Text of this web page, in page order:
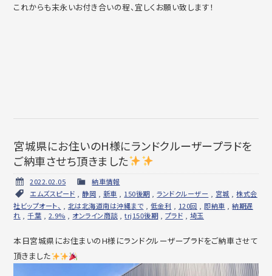
これからも末永いお付き合いの程、宜しくお願い致します！
宮城県にお住いのH様にランドクルーザープラドを
ご納車させち頂きました
2022.02.05
納車情報
エムズスピード ,静岡 , 新車 , 150後期,ランドクルーザー , 宮城 ,株式会
社ビップオート、 , 北は北海道南は沖縄まで , 低金利 , 120回 ,即納車 ,納期遅
れ,千葉 , 2.9% , オンライン商談,trj150後期, プラド , 埼玉
本日宮城県にお住まいのH様にランドクルーザープラドをご納車させて
頂きました